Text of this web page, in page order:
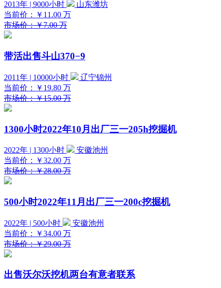
2013年 | 9000小时
山东潍坊
当前价：
￥11.00 万
市场价：￥7.00 万
带活出售斗山370−9
2011年 | 10000小时
辽宁锦州
当前价：
￥19.80 万
市场价：￥15.00 万
1300小时2022年10月出厂三一205h挖掘机
2022年 | 1300小时
安徽池州
当前价：
￥32.00 万
市场价：￥28.00 万
500小时2022年11月出厂三一200c挖掘机
2022年 | 500小时
安徽池州
当前价：
￥34.00 万
市场价：￥29.00 万
出售沃尔沃挖机两台有意者联系